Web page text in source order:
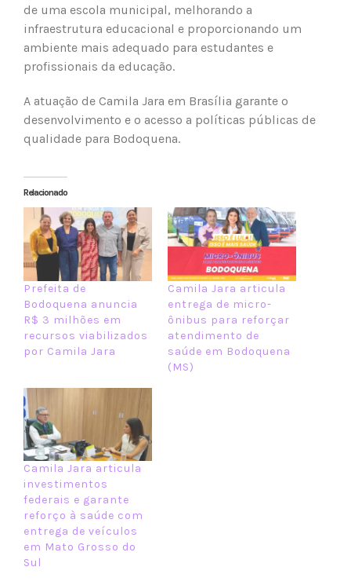
de uma escola municipal, melhorando a
infraestrutura educacional e proporcionando um
ambiente mais adequado para estudantes e
profissionais da educação.
A atuação de Camila Jara em Brasília garante o
desenvolvimento e o acesso a políticas públicas de
qualidade para Bodoquena.
Relacionado
Prefeita de
Bodoquena anuncia
R$ 3 milhões em
recursos viabilizados
por Camila Jara
Camila Jara articula
entrega de micro-
ônibus para reforçar
atendimento de
saúde em Bodoquena
(MS)
Camila Jara articula
investimentos
federais e garante
reforço à saúde com
entrega de veículos
em Mato Grosso do
Sul